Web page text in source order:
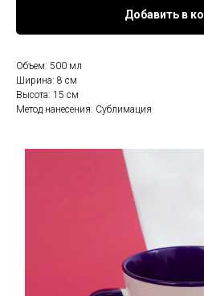
Добавить в
Объем: 500 мл
Ширина: 8 см
Высота: 15 см
Метод нанесения: Сублимация